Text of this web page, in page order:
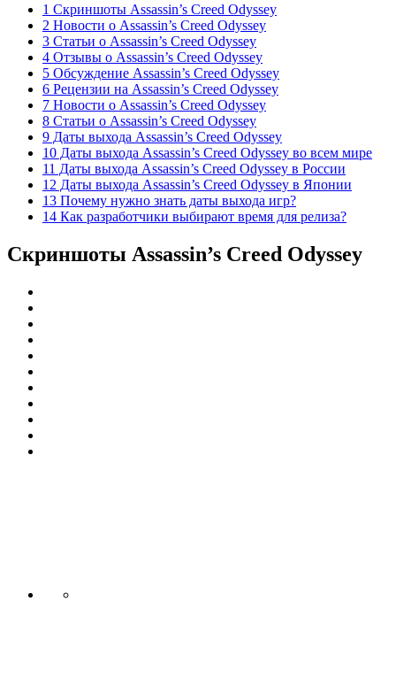
1 Скриншоты Assassin’s Creed Odyssey
2 Новости о Assassin’s Creed Odyssey
3 Статьи о Assassin’s Creed Odyssey
4 Отзывы о Assassin’s Creed Odyssey
5 Обсуждение Assassin’s Creed Odyssey
6 Рецензии на Assassin’s Creed Odyssey
7 Новости о Assassin’s Creed Odyssey
8 Статьи о Assassin’s Creed Odyssey
9 Даты выхода Assassin’s Creed Odyssey
10 Даты выхода Assassin’s Creed Odyssey во всем мире
11 Даты выхода Assassin’s Creed Odyssey в России
12 Даты выхода Assassin’s Creed Odyssey в Японии
13 Почему нужно знать даты выхода игр?
14 Как разработчики выбирают время для релиза?
Скриншоты Assassin’s Creed Odyssey